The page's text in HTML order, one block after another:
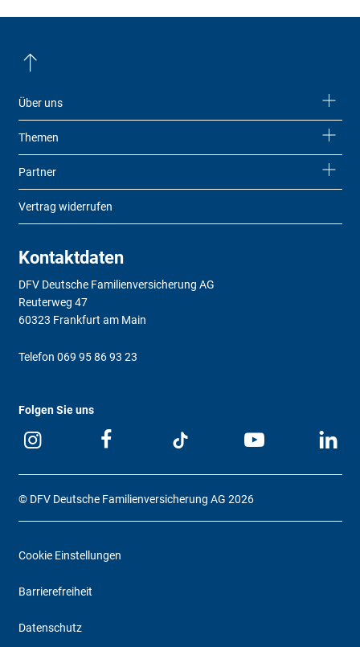
Über uns
Themen
Partner
Vertrag widerrufen
Kontaktdaten
DFV Deutsche Familienversicherung AG
Reuterweg 47
60323 Frankfurt am Main
Telefon 069 95 86 93 23
Folgen Sie uns
© DFV Deutsche Familienversicherung AG 2026
Cookie Einstellungen
Barrierefreiheit
Datenschutz